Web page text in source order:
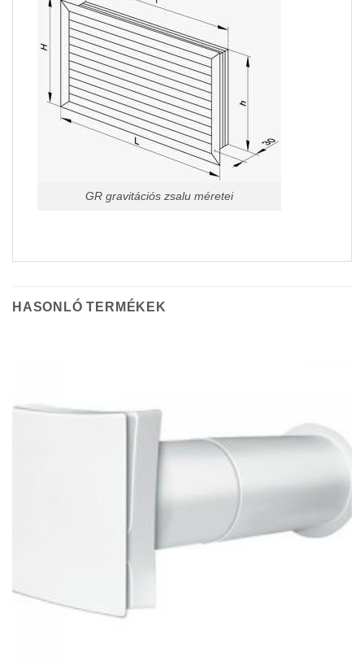
GR gravitációs zsalu méretei
HASONLÓ TERMÉKEK